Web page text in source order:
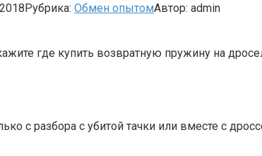
Рубрика: Обмен опытомАвтор: admin
где купить возвратную пружину на
с разбора с убитой тачки или вместе с